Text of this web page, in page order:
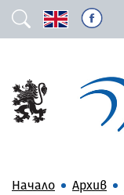
Начало Архив